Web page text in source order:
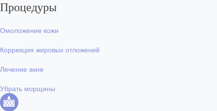
Процедуры
Омоложение кожи
Коррекция жировых отложений
Лечение акне
Убрать морщины